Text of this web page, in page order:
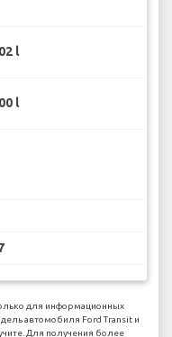
l
l
для информационных
автомобиля Ford Transit и
Для получения более